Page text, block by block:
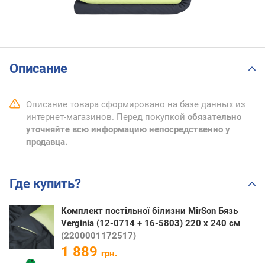
Описание
Описание товара сформировано на базе данных из
интернет-магазинов. Перед покупкой обязательно
уточняйте всю информацию непосредственно у
продавца.
Где купить?
Комплект постільної білизни MirSon Бязь
Verginia (12-0714 + 16-5803) 220 x 240 см
(2200001172517)
1 889 грн.